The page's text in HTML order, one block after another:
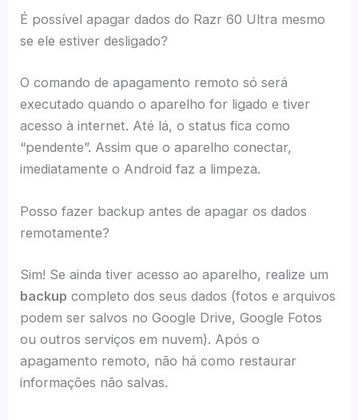
É possível apagar dados do Razr 60 Ultra mesmo
se ele estiver desligado?
O comando de apagamento remoto só será
executado quando o aparelho for ligado e tiver
acesso à internet. Até lá, o status fica como
“pendente”. Assim que o aparelho conectar,
imediatamente o Android faz a limpeza.
Posso fazer backup antes de apagar os dados
remotamente?
Sim! Se ainda tiver acesso ao aparelho, realize um
backup completo dos seus dados (fotos e arquivos
podem ser salvos no Google Drive, Google Fotos
ou outros serviços em nuvem). Após o
apagamento remoto, não há como restaurar
informações não salvas.